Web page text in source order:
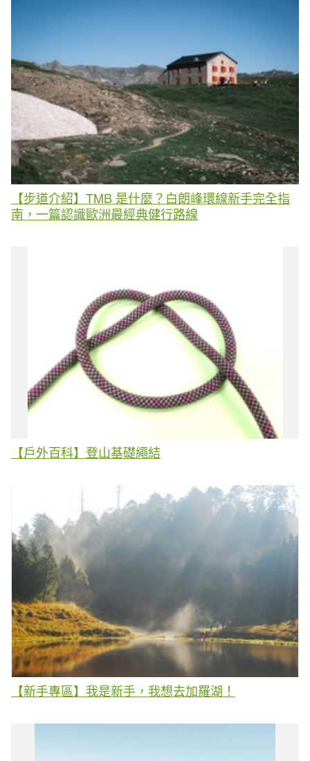
【步道介紹】TMB 是什麼？白朗峰環線新手完全指
南，一篇認識歐洲最經典健行路線
【戶外百科】登山基礎繩結
【新手專區】我是新手，我想去加羅湖！